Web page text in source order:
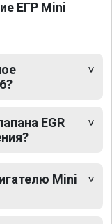
ЕГР Mini
EGR
Mini